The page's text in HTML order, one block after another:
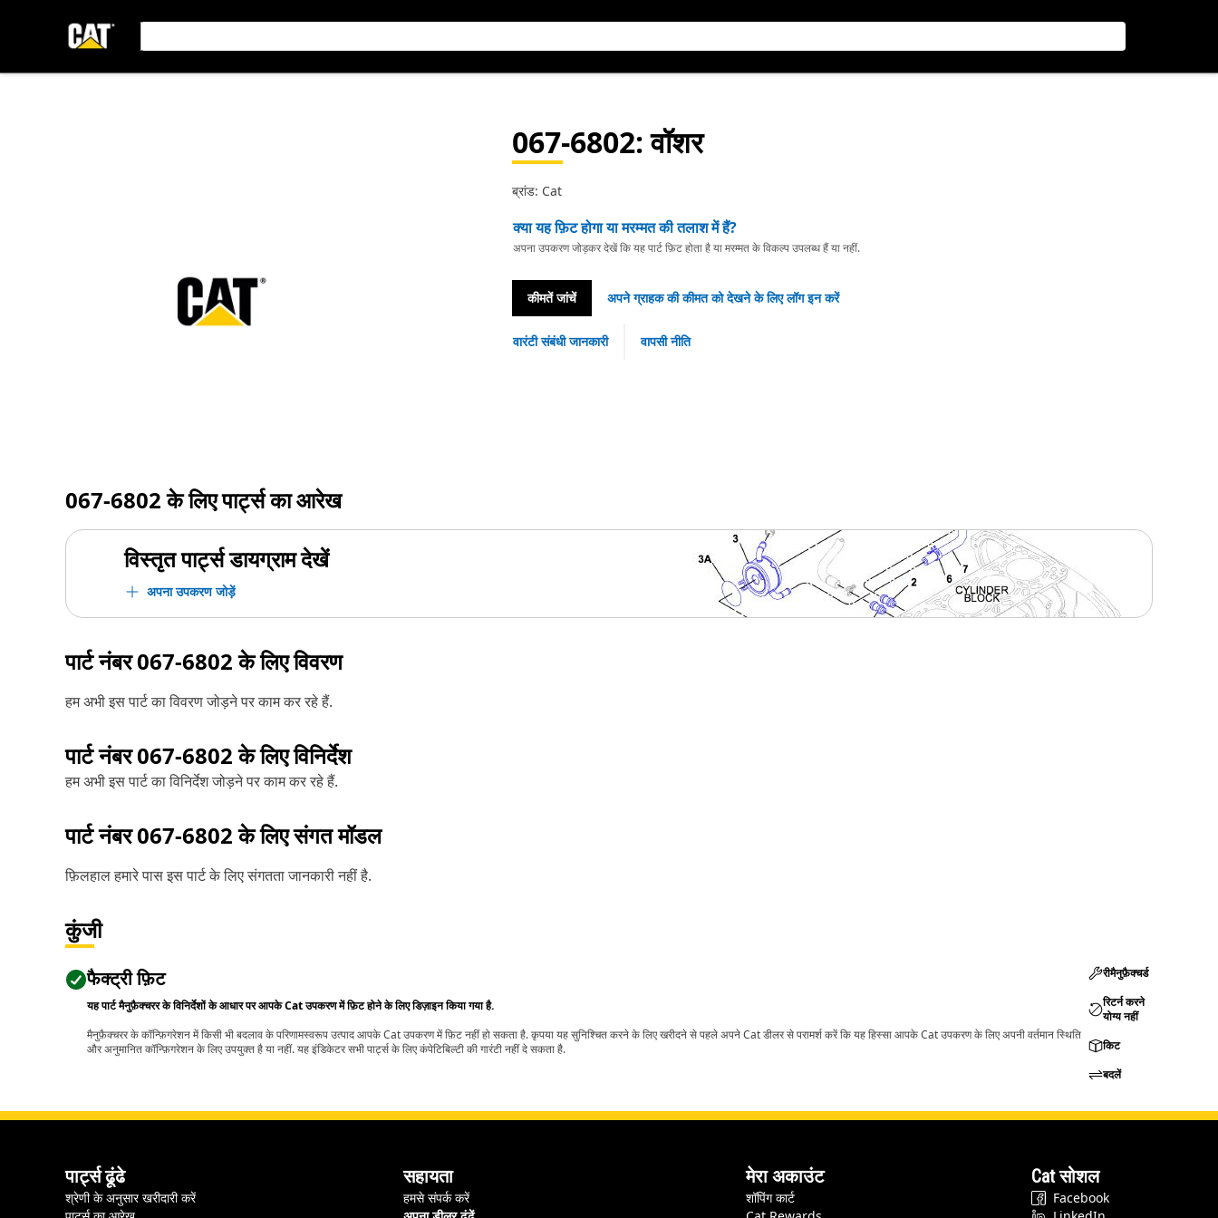
067-6802: वॉशर
ब्रांड: Cat
क्या यह फ़िट होगा या मरम्मत की तलाश में हैं?
अपना उपकरण जोड़कर देखें कि यह पार्ट फ़िट होता है या मरम्मत के विकल्प उपलब्ध हैं या नहीं.
कीमतें जांचें अपने ग्राहक की कीमत को देखने के लिए लॉग इन करें
वारंटी संबंधी जानकारी वापसी नीति
067-6802के लिए पार्ट्स का आरेख
विस्तृत पार्ट्स डायग्राम देखें
अपना उपकरण जोड़ें
पार्ट नंबर067-6802के लिए विवरण
हम अभी इस पार्ट का विवरण जोड़ने पर काम कर रहे हैं.
पार्ट नंबर067-6802के लिए विनिर्देश
हम अभी इस पार्ट का विनिर्देश जोड़ने पर काम कर रहे हैं.
पार्ट नंबर067-6802के लिए संगत मॉडल
फ़िलहाल हमारे पास इस पार्ट के लिए संगतता जानकारी नहीं है.
कुंजी
फैक्ट्री फ़िट
यह पार्ट मैनुफ़ैक्चरर के विनिर्देशों के आधार पर आपके Cat उपकरण में फ़िट होने के लिए डिज़ाइन किया गया है.
मैनुफ़ैक्चरर के कॉन्फ़िगरेशन में किसी भी बदलाव के परिणामस्वरूप उत्पाद आपके Cat उपकरण में फ़िट नहीं हो सकता है. कृपया यह सुनिश्चित करने के लिए खरीदने से पहले अपने Cat डीलर से परामर्श करें कि यह हिस्सा आपके Cat उपकरण के लिए अपनी वर्तमान स्थिति
और अनुमानित कॉन्फ़िगरेशन के लिए उपयुक्त है या नहीं. यह इंडिकेटर सभी पार्ट्स के लिए कंपेटिबिल्टी की गारंटी नहीं दे सकता है.
रीमैनुफ़ैक्चर्ड
रिटर्न करने
योग्य नहीं
किट
बदलें
पार्ट्स ढूंढे
श्रेणी के अनुसार खरीदारी करें
सहायता
हमसे संपर्क करें
मेरा अकाउंट
शॉपिंग कार्ट
Cat सोशल
Facebook